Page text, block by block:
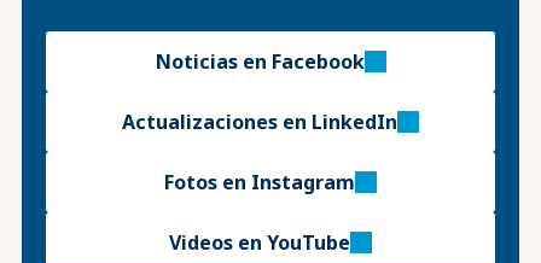
Noticias en Facebook
Actualizaciones en LinkedIn
Fotos en Instagram
Videos en YouTube